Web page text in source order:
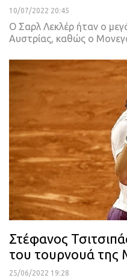
10/07/2022 20:45
Ο Σαρλ Λεκλέρ ήταν ο
Αυστρίας, καθώς ο
Στέφανος
του τουρνουά της
25/06/2022 19:28